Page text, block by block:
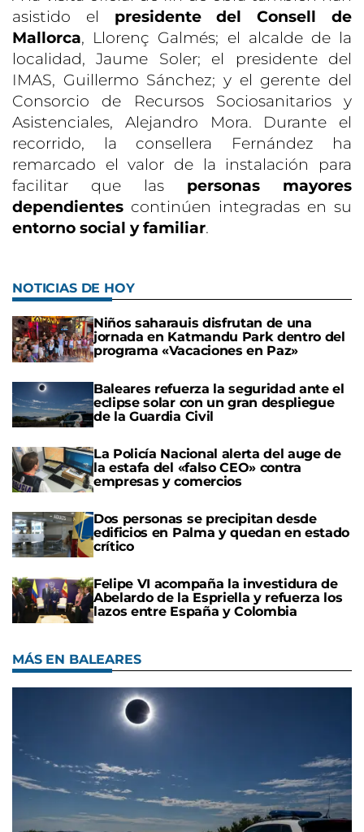
asistido el presidente del Consell de
Mallorca, Llorenç Galmés; el alcalde de la
localidad, Jaume Soler; el presidente del
IMAS, Guillermo Sánchez; y el gerente del
Consorcio de Recursos Sociosanitarios y
Asistenciales, Alejandro Mora. Durante el
recorrido, la consellera Fernández ha
remarcado el valor de la instalación para
facilitar que las personas mayores
dependientes continúen integradas en su
entorno social y familiar.
NOTICIAS DE HOY
Niños saharauis disfrutan de una
jornada en Katmandu Park dentro del
programa «Vacaciones en Paz»
Baleares refuerza la seguridad ante el
eclipse solar con un gran despliegue
de la Guardia Civil
La Policía Nacional alerta del auge de
la estafa del «falso CEO» contra
empresas y comercios
Dos personas se precipitan desde
edificios en Palma y quedan en estado
crítico
Felipe VI acompaña la investidura de
Abelardo de la Espriella y refuerza los
lazos entre España y Colombia
MÁS EN BALEARES